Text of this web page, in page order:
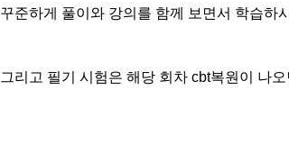
꾸준하게 풀이와 강의를 함께 보면서 학습하
그리고 필기 시험은 해당 회차 cbt복원이 나